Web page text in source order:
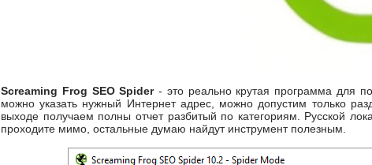
Screaming Frog SEO Spider- это реально крутая программа для
можно указать нужный Интернет адрес, можно допустим только
выходе получаем полны отчет разбитый по категориям. Русской
проходите мимо, остальные думаю найдут инструмент полезным.